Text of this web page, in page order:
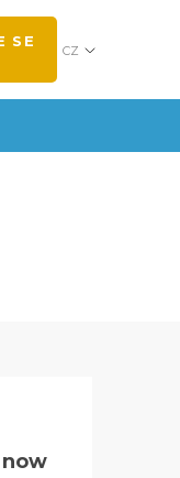
SE
CZ